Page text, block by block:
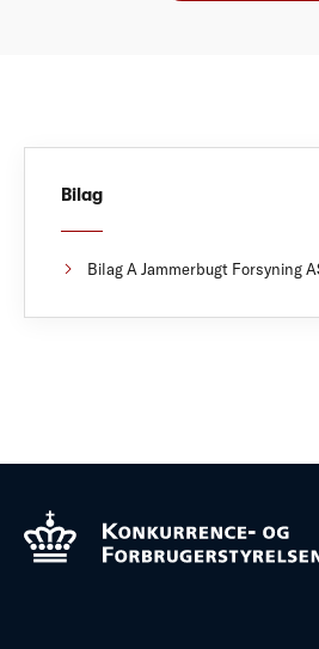
Bilag
Bilag A Jammerbugt Forsyning